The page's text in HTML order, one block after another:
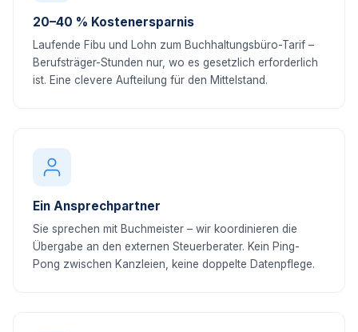
20–40 % Kostenersparnis
Laufende Fibu und Lohn zum Buchhaltungsbüro-Tarif –
Berufsträger-Stunden nur, wo es gesetzlich erforderlich
ist. Eine clevere Aufteilung für den Mittelstand.
Ein Ansprechpartner
Sie sprechen mit Buchmeister – wir koordinieren die
Übergabe an den externen Steuerberater. Kein Ping-
Pong zwischen Kanzleien, keine doppelte Datenpflege.